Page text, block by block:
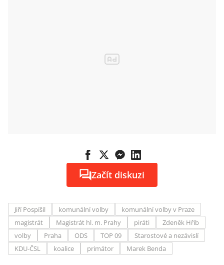
Začít diskuzi
Jiří Pospíšil komunální volby
komunální volby v Praze
magistrát
Magistrát hl. m. Prahy piráti
Zdeněk Hřib
volby
Praha ODS TOP 09
Starostové a nezávislí
KDU-ČSL
koalice primátor Marek Benda